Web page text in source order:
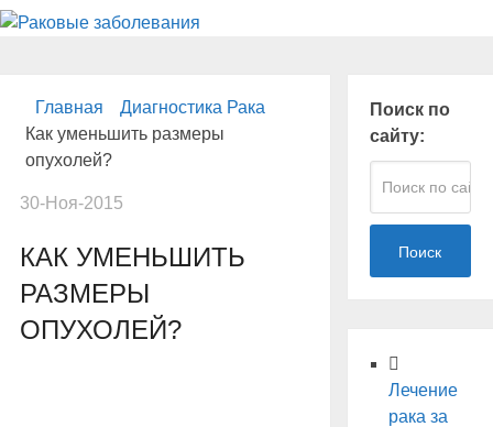
Главная
Диагностика Рака
Как уменьшить размеры
опухолей?
30-Ноя-2015
КАК УМЕНЬШИТЬ
РАЗМЕРЫ
ОПУХОЛЕЙ?
Поиск по
сайту:
Поиск
Лечение
рака за